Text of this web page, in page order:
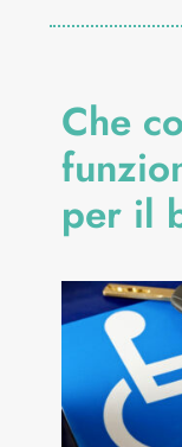
Che
per il